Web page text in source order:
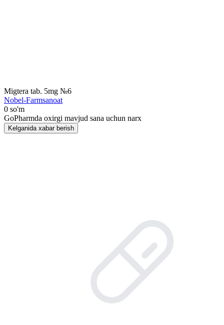
Migtera tab. 5mg №6
Nobel-Farmsanoat
0 so'm
GoPharmda oxirgi mavjud sana uchun narx
Kelganida xabar berish